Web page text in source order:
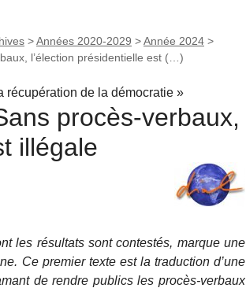
>Années 2020-2029 >Année 2024 >
l’élection présidentielle est (…)
récupération de la démocratie »
procès-verbaux,
illégale
les résultats sont contestés, marque une
Ce premier texte est la traduction d’une
de rendre publics les procès-verbaux